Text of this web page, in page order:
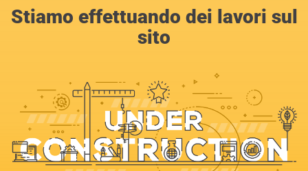
Stiamo effettuando dei lavori sul
sito